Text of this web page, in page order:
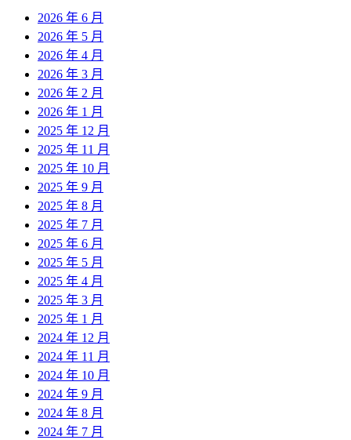
2026 年 6 月
2026 年 5 月
2026 年 4 月
2026 年 3 月
2026 年 2 月
2026 年 1 月
2025 年 12 月
2025 年 11 月
2025 年 10 月
2025 年 9 月
2025 年 8 月
2025 年 7 月
2025 年 6 月
2025 年 5 月
2025 年 4 月
2025 年 3 月
2025 年 1 月
2024 年 12 月
2024 年 11 月
2024 年 10 月
2024 年 9 月
2024 年 8 月
2024 年 7 月